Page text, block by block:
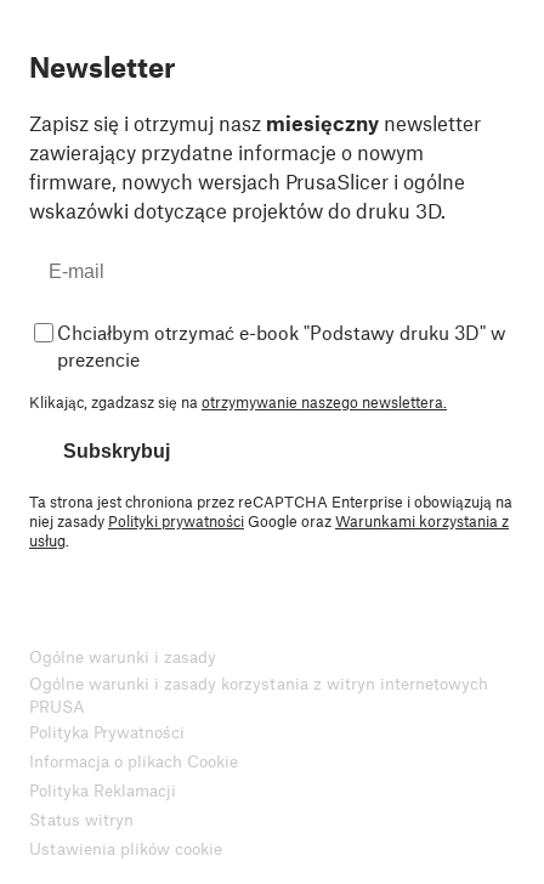
Newsletter
Zapisz się i otrzymuj nasz miesięczny newsletter
zawierający przydatne informacje o nowym
firmware, nowych wersjach PrusaSlicer i ogólne
wskazówki dotyczące projektów do druku 3D.
Chciałbym otrzymać e-book "Podstawy druku 3D" w
prezencie
Klikając, zgadzasz się na otrzymywanie naszego newslettera.
Subskrybuj
Ta strona jest chroniona przez reCAPTCHA Enterprise i obowiązują na
niej zasady Polityki prywatnościGoogle orazWarunkami korzystania z
usług
Ogólne warunki i zasady
Ogólne warunki i zasady korzystania z witryn internetowych
PRUSA
Polityka Prywatności
Informacja o plikach Cookie
Polityka Reklamacji
Status witryn
Ustawienia plików cookie